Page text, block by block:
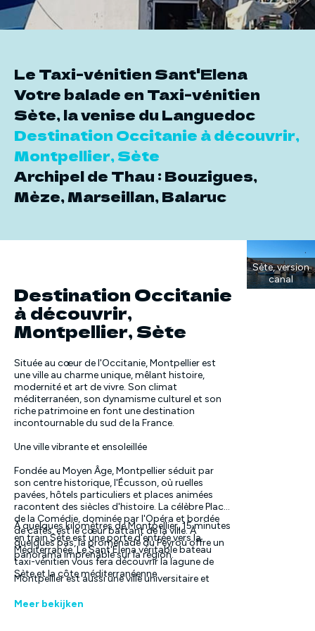
Le Taxi-vénitien Sant'Elena
Votre balade en Taxi-vénitien
Sète, la venise du Languedoc
Destination Occitanie à découvrir,
Montpellier, Sète
Archipel de Thau : Bouzigues,
Mèze, Marseillan, Balaruc
Destination Occitanie
à découvrir,
Montpellier, Sète
Située au cœur de l'Occitanie, Montpellier est
une ville au charme unique, mêlant histoire,
modernité et art de vivre. Son climat
méditerranéen, son dynamisme culturel et son
riche patrimoine en font une destination
incontournable du sud de la France.
Une ville vibrante et ensoleillée
Fondée au Moyen Âge, Montpellier séduit par
son centre historique, l'Écusson, où ruelles
pavées, hôtels particuliers et places animées
racontent des siècles d'histoire. La célèbre Place
de la Comédie, dominée par l'Opéra et bordée
de cafés, est le cœur battant de la ville. À
quelques pas, la promenade du Peyrou offre un
panorama imprenable sur la région.
Montpellier est aussi une ville universitaire et
hôpitaux et ses entreprises de pointe. Son
À quelques kilomètres de Montpellier, 15 minutes
en train Sète est une porte d'entrée vers la
Méditerranée. Le Sant'Elena véritable bateau
taxi-vénitien vous fera découvrir la lagune de
Sète et la côte méditerranéenne
Meer bekijken
Sète, version
canal